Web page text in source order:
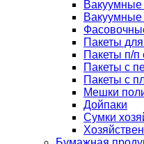
Вакуумные
Вакуумные
Пакеты
Пакеты п/п
Пакеты с
Пакеты с
Мешки
Дойпаки
Сумки